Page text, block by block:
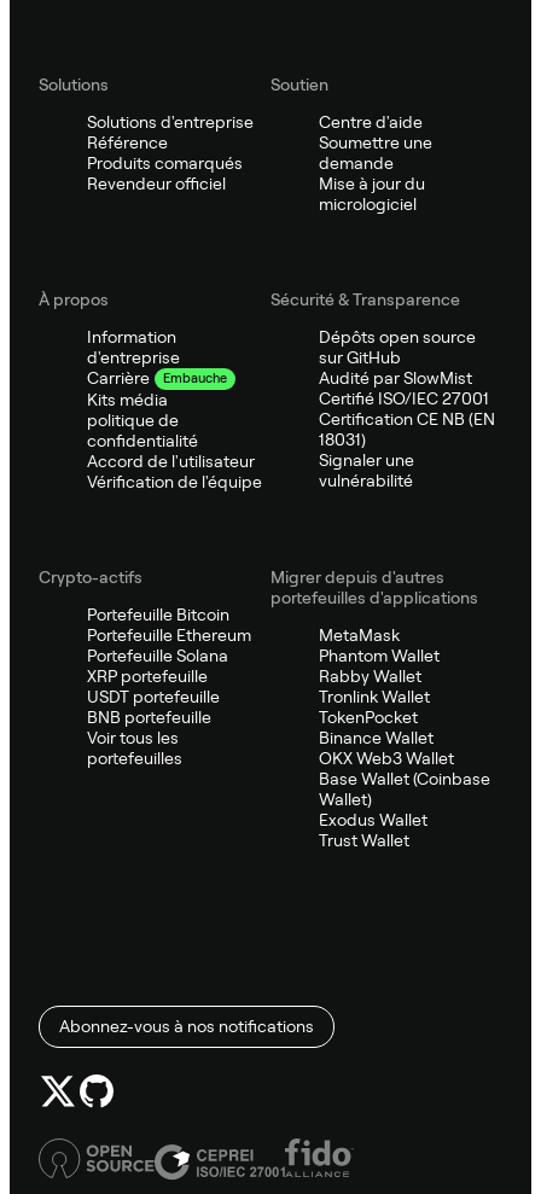
Solutions
Solutions d'entreprise
Référence
Produits comarqués
Revendeur officiel
Soutien
Centre d'aide
Soumettre une
demande
Mise à jour du
micrologiciel
À propos
Information
d'entreprise
Carrière
Embauche
Kits média
politique de
confidentialité
Accord de l'utilisateur
Vérification de l'équipe
Sécurité & Transparence
Dépôts open source
sur GitHub
Audité par SlowMist
Certifié ISO/IEC 27001
Certification CE NB (EN
18031)
Signaler une
vulnérabilité
Crypto-actifs
Portefeuille Bitcoin
Portefeuille Ethereum
Portefeuille Solana
XRP portefeuille
USDT portefeuille
BNB portefeuille
Voir tous les
portefeuilles
Migrer depuis d'autres
portefeuilles d'applications
MetaMask
Phantom Wallet
Rabby Wallet
Tronlink Wallet
TokenPocket
Binance Wallet
OKX Web3 Wallet
Base Wallet (Coinbase
Wallet)
Exodus Wallet
Trust Wallet
Abonnez-vous à nos notifications